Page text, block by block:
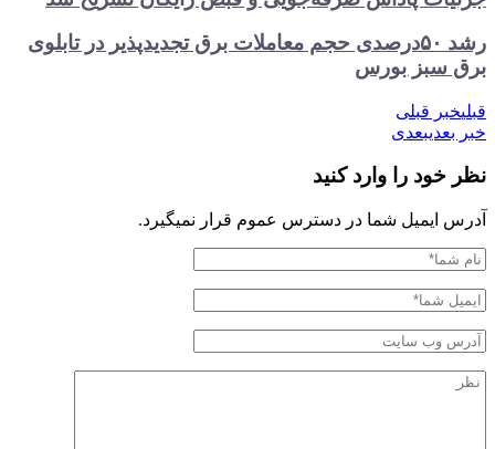
رشد ۵۰درصدی حجم معاملات برق تجدیدپذیر در تابلوی
سبز بورس
قبلی
بعدی
را وارد کنید
ایمیل شما در دسترس عموم قرار نمیگیرد.